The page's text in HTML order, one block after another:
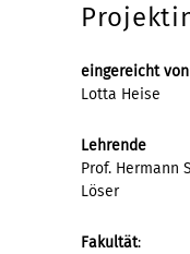
eingereicht von
Lotta Heise
Lehrende
Prof. Hermann
Löser
Fakultät: